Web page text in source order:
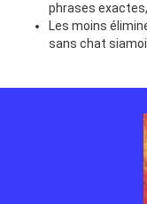
phrases
Les moins
sans chat